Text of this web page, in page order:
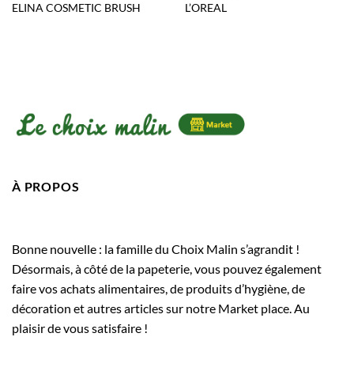
ELINA COSMETIC BRUSH L’OREAL
À PROPOS
Bonne nouvelle : la famille du Choix Malin s’agrandit !
Désormais, à côté de la papeterie, vous pouvez également
faire vos achats alimentaires, de produits d’hygiène, de
décoration et autres articles sur notre Market place. Au
plaisir de vous satisfaire !